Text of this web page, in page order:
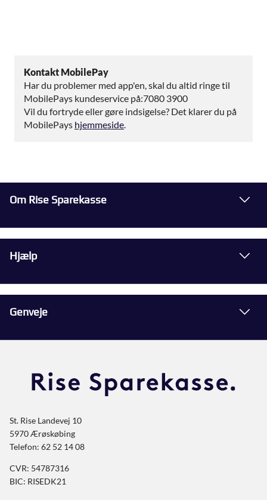
Kontakt MobilePay
Har du problemer med app'en, skal du altid ringe til
MobilePays kundeservice på:7080 3900
Vil du fortryde eller gøre indsigelse? Det klarer du på
MobilePays hjemmeside.
Om Rise Sparekasse
Hjælp
Genveje
St. Rise Landevej 10
5970 Ærøskøbing
Telefon: 62 52 14 08
CVR: 54787316
BIC: RISEDK21